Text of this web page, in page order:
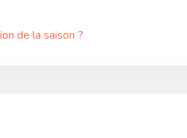
de la saison ?